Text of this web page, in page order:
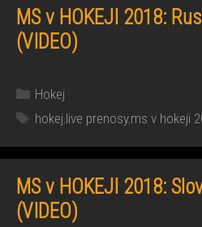
MS v HOKEJI 2018:
(VIDEO)
Kategórie
Hokej
Značky
hokej,live prenosy,ms v hokeji
MS v HOKEJI 2018:
(VIDEO)